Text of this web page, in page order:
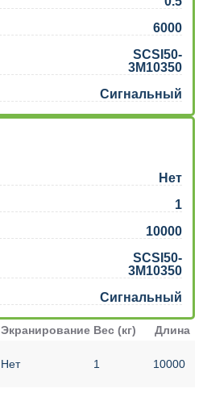
6000
SCSI50-
3M10350
Сигнальный
Нет
1
10000
SCSI50-
3M10350
Сигнальный
Экранирование Вес (кг)
Длина
Нет 1 10000